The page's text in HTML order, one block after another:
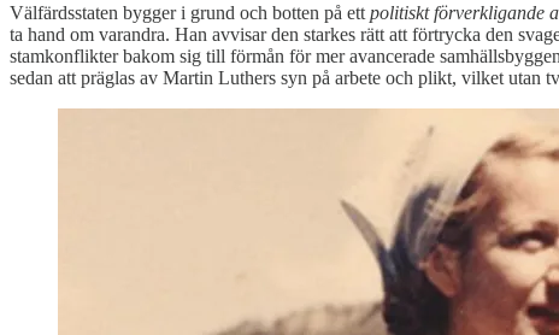
Välfärdsstaten bygger i grund och botten på ett politiskt förverkligande
ta hand om varandra. Han avvisar den starkes rätt att förtrycka den
stamkonflikter bakom sig till förmån för mer avancerade
sedan att präglas av Martin Luthers syn på arbete och plikt, vilket utan